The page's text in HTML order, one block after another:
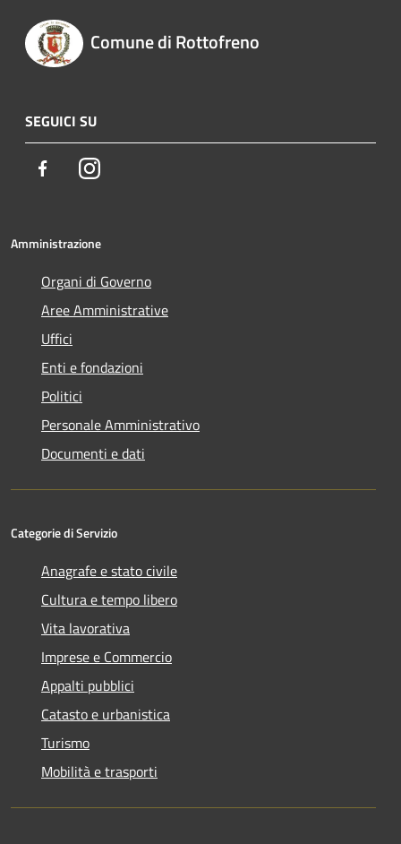
Comune di Rottofreno
SEGUICI SU
FacebookInstagram
Amministrazione
Organi di Governo
Aree Amministrative
Uffici
Enti e fondazioni
Politici
Personale Amministrativo
Documenti e dati
Categorie di Servizio
Anagrafe e stato civile
Cultura e tempo libero
Vita lavorativa
Imprese e Commercio
Appalti pubblici
Catasto e urbanistica
Turismo
Mobilità e trasporti